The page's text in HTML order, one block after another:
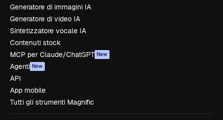
Generatore di immagini IA
Generatore di video IA
Sintetizzatore vocale IA
Contenuti stock
MCP per Claude/ChatGPT New
Agenti New
API
App mobile
Tutti gli strumenti Magnific